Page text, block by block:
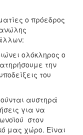
ο πρόεδρος
ολόκληρος ο
την
του
αυστηρά
για να
στον
μας χώρο. Είναι